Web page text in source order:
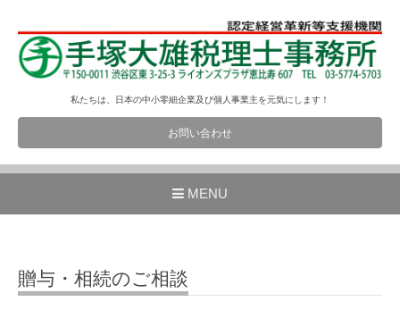
私たちは、日本の中小零細企業及び個人事業主を元気にします！
お問い合わせ
MENU
贈与・相続のご相談